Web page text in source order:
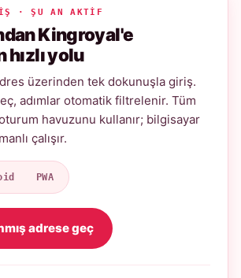
· ŞU AN AKTIF
Kingroyal'e
hızlı yolu
üzerinden tek dokunuşla giriş.
adımlar otomatik filtrelenir. Tüm
havuzunu kullanır; bilgisayar
çalışır.
PWA
adrese geç